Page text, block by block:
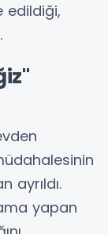
edildiği,
ayrıldı.
yapan